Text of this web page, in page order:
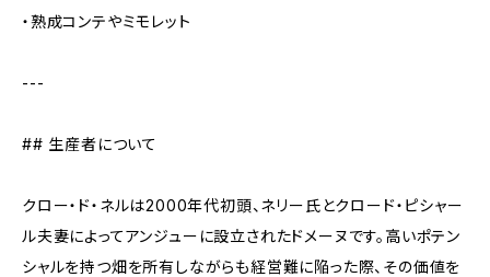
・熟成コンテやミモレット
---
## 生産者について
クロー・ド・ネルは2000年代初頭、ネリー氏とクロード・ピシャー
ル夫妻によってアンジューに設立されたドメーヌです。高いポテン
シャルを持つ畑を所有しながらも経営難に陥った際、その価値を